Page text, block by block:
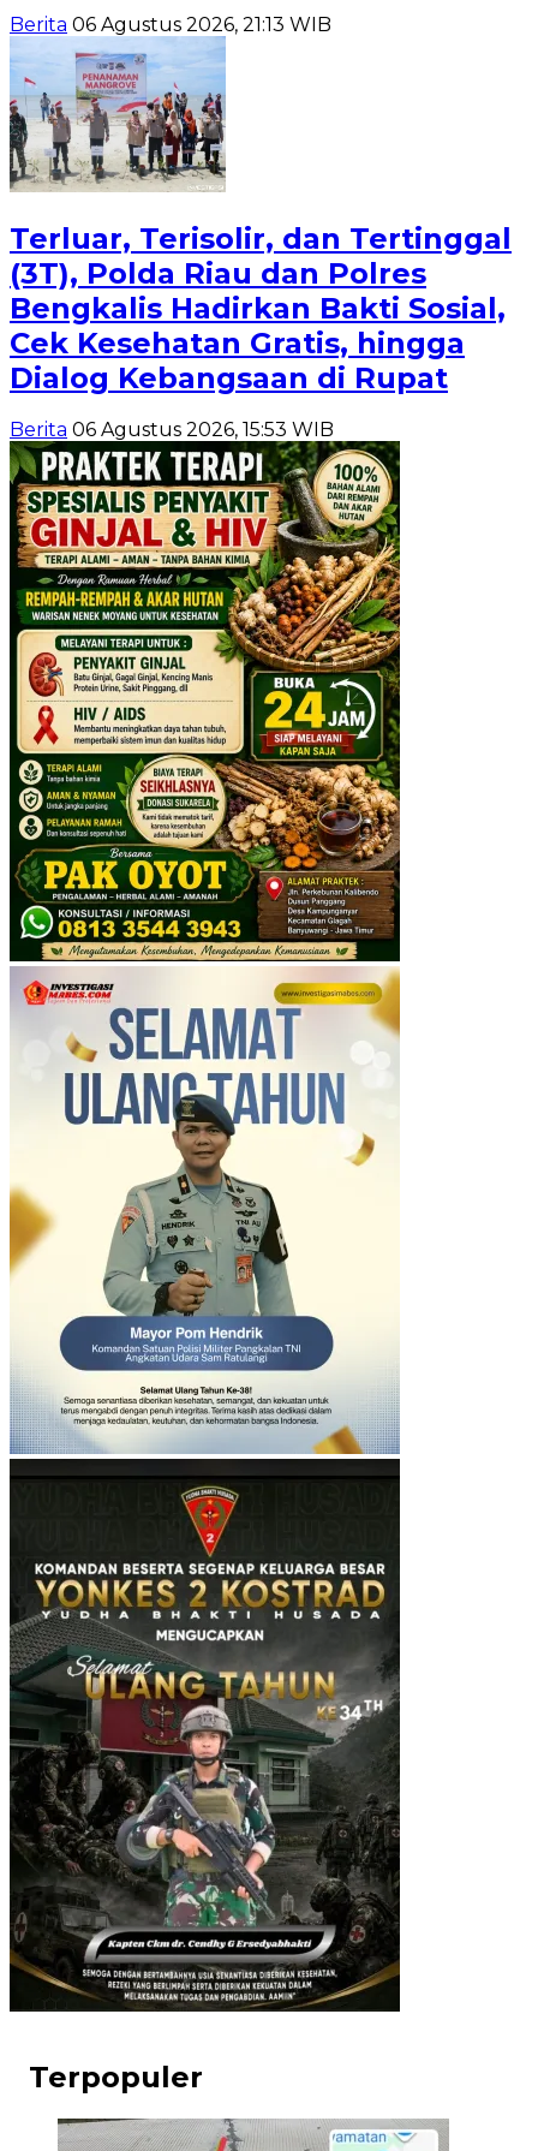
Berita 06 Agustus 2026, 21:13 WIB
Terluar, Terisolir, dan Tertinggal
(3T), Polda Riau dan Polres
Bengkalis Hadirkan Bakti Sosial,
Cek Kesehatan Gratis, hingga
Dialog Kebangsaan di Rupat
Berita 06 Agustus 2026, 15:53 WIB
Terpopuler